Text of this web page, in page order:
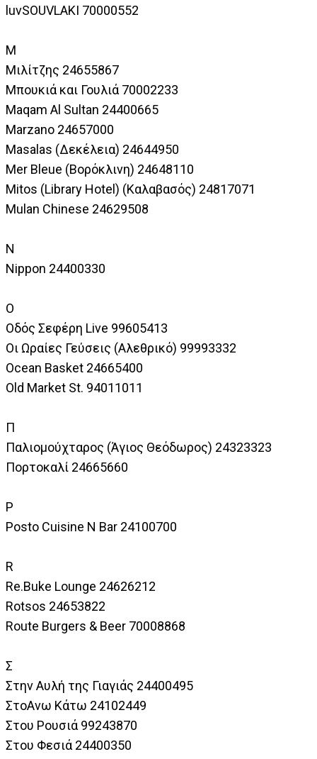
luvSOUVLAKI 70000552
Μ
Μιλίτζης 24655867
Μπουκιά και Γουλιά 70002233
Maqam Al Sultan 24400665
Marzano 24657000
Masalas (Δεκέλεια) 24644950
Mer Bleue (Βορόκλινη) 24648110
Mitos (Library Hotel) (Καλαβασός) 24817071
Mulan Chinese 24629508
N
Nippon 24400330
Ο
Οδός Σεφέρη Live 99605413
Οι Ωραίες Γεύσεις (Αλεθρικό) 99993332
Ocean Basket 24665400
Old Market St. 94011011
Π
Παλιομούχταρος (Άγιος Θεόδωρος) 24323323
Πορτοκαλί 24665660
P
Posto Cuisine Ν Bar 24100700
R
Re.Buke Lounge 24626212
Rotsos 24653822
Route Burgers & Beer 70008868
Σ
Στην Αυλή της Γιαγιάς 24400495
ΣτοΑνω Κάτω 24102449
Στου Ρουσιά 99243870
Στου Φεσιά 24400350